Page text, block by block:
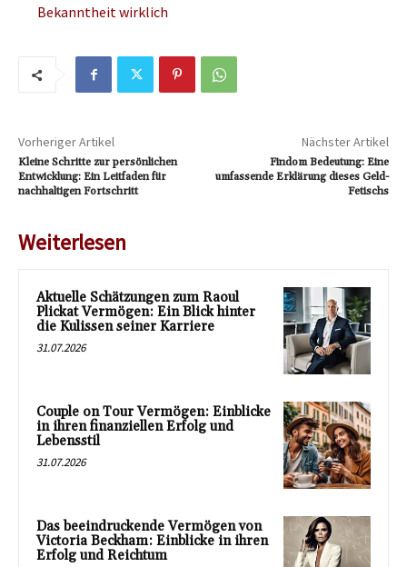
Bekanntheit wirklich
Vorheriger Artikel
Kleine Schritte zur persönlichen
Entwicklung: Ein Leitfaden für
nachhaltigen Fortschritt
Nächster Artikel
Findom Bedeutung: Eine
umfassende Erklärung dieses Geld-
Fetischs
Weiterlesen
Aktuelle Schätzungen zum Raoul
Plickat Vermögen: Ein Blick hinter
die Kulissen seiner Karriere
31.07.2026
Couple on Tour Vermögen: Einblicke
in ihren finanziellen Erfolg und
Lebensstil
31.07.2026
Das beeindruckende Vermögen von
Victoria Beckham: Einblicke in ihren
Erfolg und Reichtum